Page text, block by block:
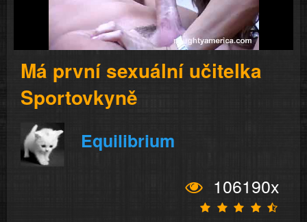
Video
Má první sexuální učitelka
Sportovkyně
Equilibrium
106190x